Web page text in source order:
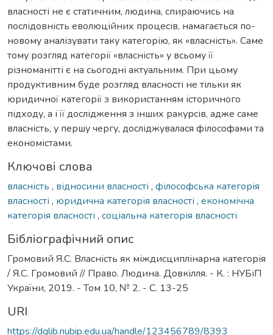
власності не є статичним, людина, спираючись на
послідовність еволюційних процесів, намагається по-
новому аналізувати таку категорію, як «власність». Саме
тому розгляд категорії «власність» у всьому її
різноманітті є на сьогодні актуальним. При цьому
продуктивним буде розгляд власності не тільки як
юридичної категорії з використанням історичного
підходу, а і її дослідження з інших ракурсів, адже саме
власність, у першу чергу, досліджувалася філософами та
економістами.
Ключові слова
власність , відносини власності , філософська категорія
власності , юридична категорія власності , економічна
категорія власності , соціальна категорія власності
Бібліографічний опис
Громовий Я.С. Власність як міждисциплінарна категорія
/ Я.С. Громовий // Право. Людина. Довкілля. - К. : НУБіП
України, 2019. - Том 10, № 2. - С. 13-25
URI
https://dglib.nubip.edu.ua/handle/123456789/8393